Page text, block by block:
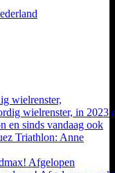
wielrenster,
Afgelopen